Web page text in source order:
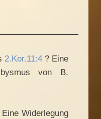
2.Kor.11:4? Eine
von B.
Widerlegung